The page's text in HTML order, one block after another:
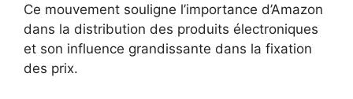
Ce mouvement souligne l’importance d’Amazon
dans la distribution des produits électroniques
et son influence grandissante dans la fixation
des prix.